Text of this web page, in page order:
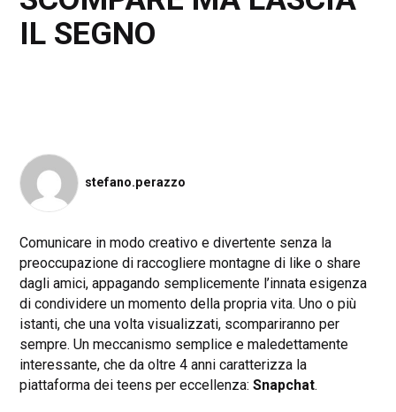
IL SEGNO
stefano.perazzo
Comunicare in modo creativo e divertente senza la
preoccupazione di raccogliere montagne di like o share
dagli amici, appagando semplicemente l’innata esigenza
di condividere un momento della propria vita. Uno o più
istanti, che una volta visualizzati, scompariranno per
sempre. Un meccanismo semplice e maledettamente
interessante, che da oltre 4 anni caratterizza la
piattaforma dei teens per eccellenza:Snapchat.